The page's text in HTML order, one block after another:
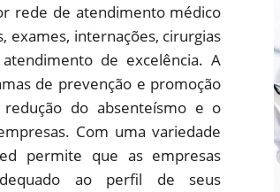
rede de atendimento médico
exames, internações, cirurgias
de excelência. A
de prevenção e promoção
do absenteísmo e o
Com uma variedade
permite que as empresas
ao perfil de seus